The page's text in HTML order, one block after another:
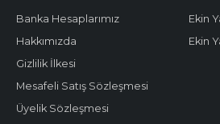
Banka Hesaplarımız
Hakkımızda
Gizlilik İlkesi
Mesafeli Satış Sözleşmesi
Üyelik Sözleşmesi
Ekin
Ekin